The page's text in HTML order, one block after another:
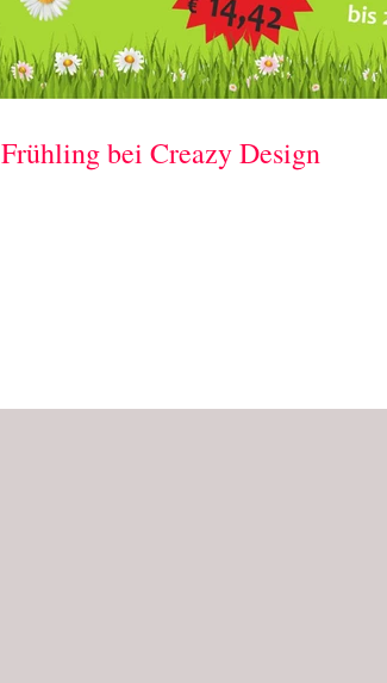
Frühling bei Creazy Design